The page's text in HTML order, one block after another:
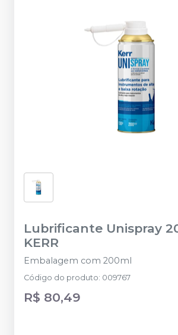
Lubrificante Unispray
KERR
Embalagem com 200ml
Código do produto: 009767
R$ 80,49